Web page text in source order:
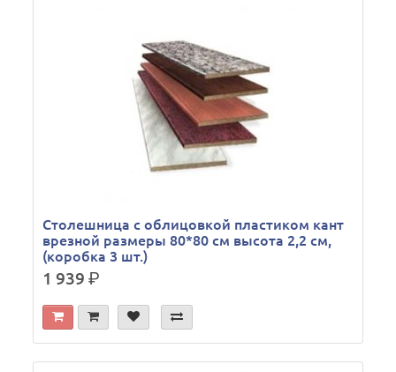
Столешница с облицовкой пластиком кант
врезной размеры 80*80 см высота 2,2 см,
(коробка 3 шт.)
1 939р.